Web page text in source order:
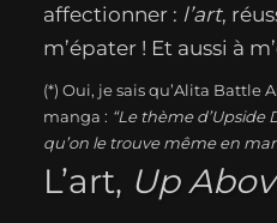
affectionner : l’art,
m’épater ! Et aussi à
(*) Oui, je sais qu’Alita Battle
manga : “Le thème d’Upside
qu’on le trouve même en
L’art, Up